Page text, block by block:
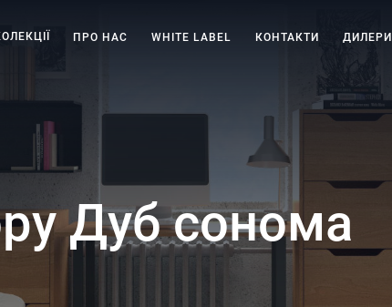
ПРО НАС WHITE LABEL КОНТАКТИ ДИЛЕРИ
Дуб сонома